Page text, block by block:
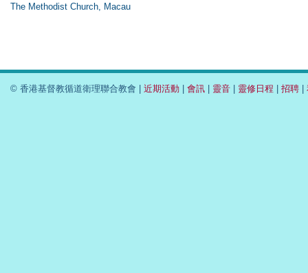
The Methodist Church, Macau
© 香港基督教循道衛理聯合教會 | 近期活動 | 會訊 | 靈音 | 靈修日程 | 招聘 |